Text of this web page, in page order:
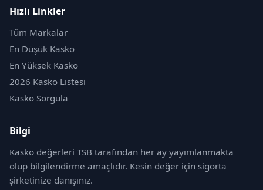
Hızlı Linkler
Tüm Markalar
En Düşük Kasko
En Yüksek Kasko
2026 Kasko Listesi
Kasko Sorgula
Bilgi
Kasko değerleri TSB tarafından her ay yayımlanmakta
olup bilgilendirme amaçlıdır. Kesin değer için sigorta
şirketinize danışınız.